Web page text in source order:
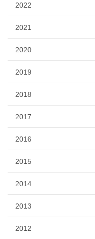
2022
2021
2020
2019
2018
2017
2016
2015
2014
2013
2012